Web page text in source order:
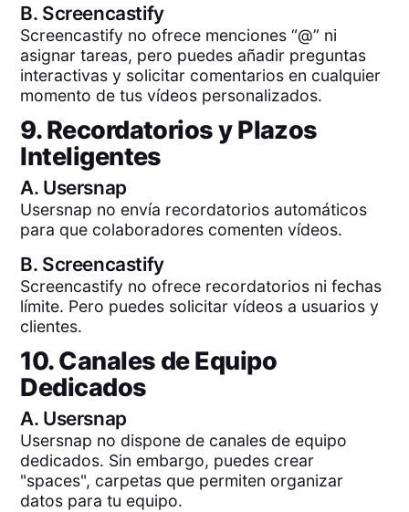
B. Screencastify
Screencastify no ofrece menciones “@” ni
asignar tareas, pero puedes añadir preguntas
interactivas y solicitar comentarios en cualquier
momento de tus vídeos personalizados.
9. Recordatorios y Plazos
Inteligentes
A. Usersnap
Usersnap no envía recordatorios automáticos
para que colaboradores comenten vídeos.
B. Screencastify
Screencastify no ofrece recordatorios ni fechas
límite. Pero puedes solicitar vídeos a usuarios y
clientes.
10. Canales de Equipo
Dedicados
A. Usersnap
Usersnap no dispone de canales de equipo
dedicados. Sin embargo, puedes crear
"spaces", carpetas que permiten organizar
datos para tu equipo.